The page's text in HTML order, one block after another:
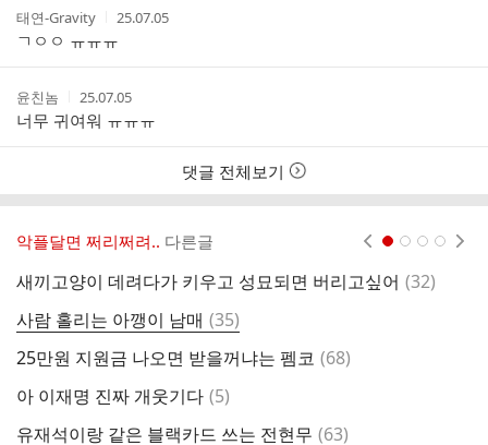
작
성
자
태연-Gravity
작
간
25.07.05
ㄱㅇㅇ ㅠㅠㅠ
작
성
자
윤친놈
작
성
시
간
25.07.05
너무 귀여워 ㅠㅠㅠ
댓글 전체보기
악플달면 쩌리쩌려.. 다른글
새끼고양이 데려다가 키우고 성묘되면 버리고싶어 댓
(32)
사람 홀리는 아깽이 남매 댓
글
(35)
25만원 지원금 나오면 받을꺼냐는 펨코 댓
(68)
아 이재명 진짜 개웃기다 댓
(5)
유재석이랑 같은 블랙카드 쓰는 전현무 댓
(63)